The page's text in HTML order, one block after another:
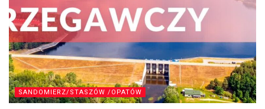
SANDOMIERZ/STASZÓW /OPATÓW